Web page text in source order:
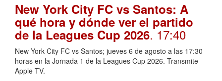
New York City FC vs Santos: A
qué hora y dónde ver el partido
de la Leagues Cup 2026. 17:40
New York City FC vs Santos; jueves 6 de agosto a las 17:30
horas en la Jornada 1 de la Leagues Cup 2026. Transmite
Apple TV.